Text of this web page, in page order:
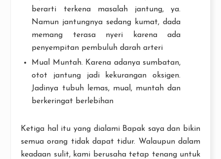
berarti terkena masalah jantung, ya.
Namun jantungnya sedang kumat, dada
memang terasa nyeri karena ada
penyempitan pembuluh darah arteri
Mual Muntah. Karena adanya sumbatan,
otot jantung jadi kekurangan oksigen.
Jadinya tubuh lemas, mual, muntah dan
berkeringat berlebihan
Ketiga hal itu yang dialami Bapak saya dan bikin
semua orang tidak dapat tidur. Walaupun dalam
keadaan sulit, kami berusaha tetap tenang untuk